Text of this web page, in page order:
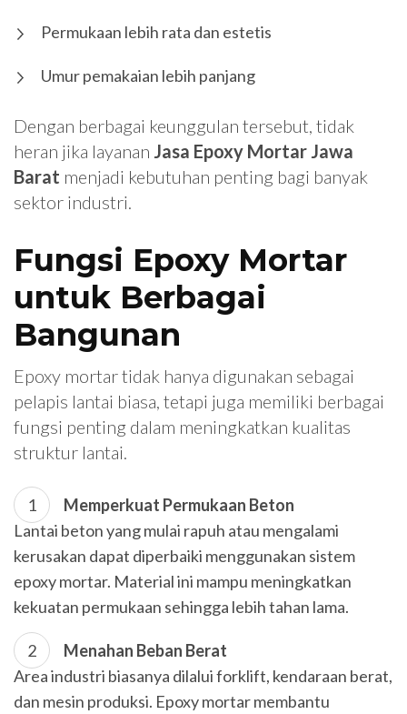
Permukaan lebih rata dan estetis
Umur pemakaian lebih panjang
Dengan berbagai keunggulan tersebut, tidak
heran jika layanan Jasa Epoxy Mortar Jawa
Barat menjadi kebutuhan penting bagi banyak
sektor industri.
Fungsi Epoxy Mortar
untuk Berbagai
Bangunan
Epoxy mortar tidak hanya digunakan sebagai
pelapis lantai biasa, tetapi juga memiliki berbagai
fungsi penting dalam meningkatkan kualitas
struktur lantai.
Memperkuat Permukaan Beton
Lantai beton yang mulai rapuh atau mengalami
kerusakan dapat diperbaiki menggunakan sistem
epoxy mortar. Material ini mampu meningkatkan
kekuatan permukaan sehingga lebih tahan lama.
Menahan Beban Berat
Area industri biasanya dilalui forklift, kendaraan berat,
dan mesin produksi. Epoxy mortar membantu